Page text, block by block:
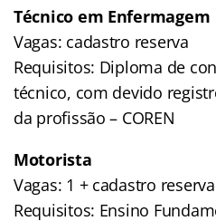
Técnico em Enfermagem
Vagas: cadastro reserva
Requisitos: Diploma de
técnico, com devido
da profissão – COREN
Motorista
Vagas: 1 + cadastro reserva
Requisitos: Ensino